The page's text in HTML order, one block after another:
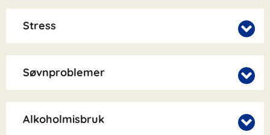
Stress
Søvnproblemer
Alkoholmisbruk